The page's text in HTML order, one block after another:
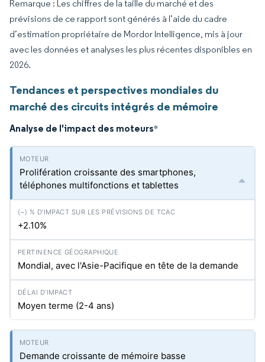
Remarque : Les chiffres de la taille du marché et des
prévisions de ce rapport sont générés à l’aide du cadre
d’estimation propriétaire de Mordor Intelligence, mis à jour
avec les données et analyses les plus récentes disponibles en
2026.
Tendances et perspectives mondiales du
marché des circuits intégrés de mémoire
Analyse de l'impact des moteurs*
Prolifération croissante des smartphones,
téléphones multifonctions et tablettes
+2.10%
Mondial, avec l'Asie-Pacifique en tête de la demande
Moyen terme (2-4 ans)
Demande croissante de mémoire basse